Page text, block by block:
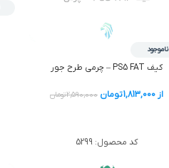
ناموجود
کیف PS5 FAT – چرمی طرح جور
از1,813,000تومان 2,590,000تومان
کد محصول: 5299